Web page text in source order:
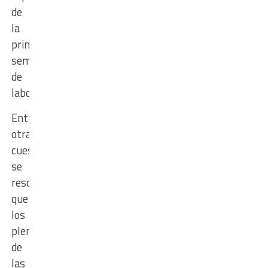
de
la
primera
semana
de
labor.
Entre
otras
cuestiones
se
resolvió
que
los
plenarios
de
las